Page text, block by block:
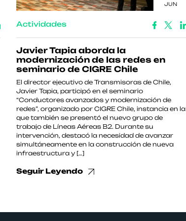
JUN
Actividades
Javier Tapia aborda la
modernización de las redes en
seminario de CIGRE Chile
El director ejecutivo de Transmisoras de Chile,
Javier Tapia, participó en el seminario
“Conductores avanzados y modernización de
redes”, organizado por CIGRE Chile, instancia en la
que también se presentó el nuevo grupo de
trabajo de Líneas Aéreas B2. Durante su
intervención, destacó la necesidad de avanzar
simultáneamente en la construcción de nueva
infraestructura y […]
Seguir Leyendo